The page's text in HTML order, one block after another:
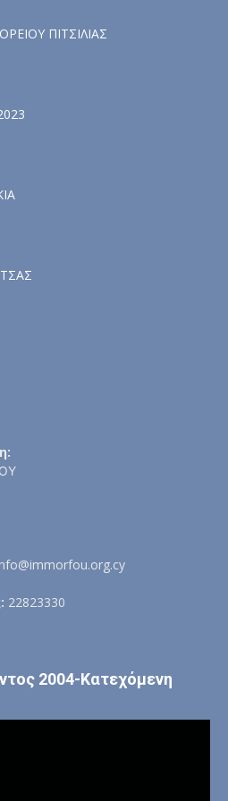
ΠΙΤΣΙΛΙΑΣ
22823330
2004-Κατεχόμενη